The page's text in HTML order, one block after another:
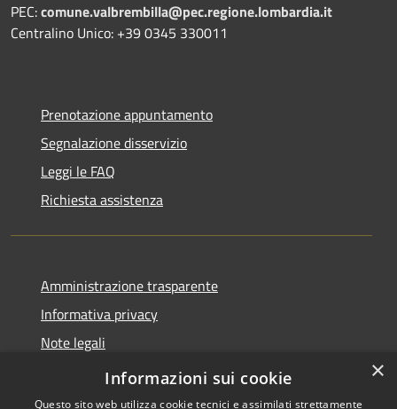
PEC:comune.valbrembilla@pec.regione.lombardia.it
Centralino Unico: +39 0345 330011
Prenotazione appuntamento
Segnalazione disservizio
Leggi le FAQ
Richiesta assistenza
Amministrazione trasparente
Informativa privacy
Note legali
Dichiarazione di accessibilità
×
Informazioni sui cookie
Questo sito web utilizza cookie tecnici e assimilati strettamente